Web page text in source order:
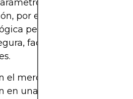
y cobran una
por ejemplo, al comprar
permite que las
facilitando el
el mercado bursátil
una Corredora de Bolsa